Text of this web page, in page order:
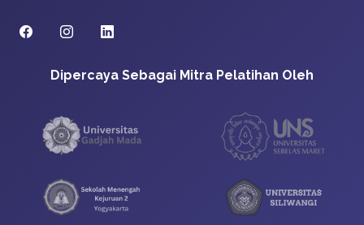
Dipercaya Sebagai Mitra Pelatihan Oleh